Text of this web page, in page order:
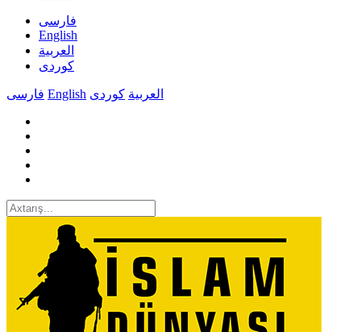
فارسی
English
العربیة
کوردی
فارسی English العربیة کوردی